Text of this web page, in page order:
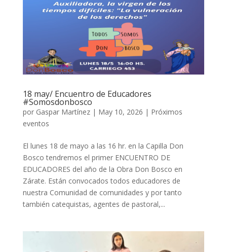
18 may/ Encuentro de Educadores
#Somosdonbosco
por Gaspar Martínez| May 10, 2026 | Próximos
eventos
El lunes 18 de mayo a las 16 hr. en la Capilla Don
Bosco tendremos el primer ENCUENTRO DE
EDUCADORES del año de la Obra Don Bosco en
Zárate. Están convocados todos educadores de
nuestra Comunidad de comunidades y por tanto
también catequistas, agentes de pastoral,...